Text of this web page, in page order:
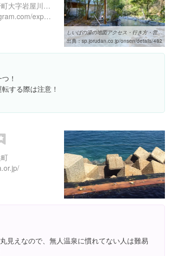
佐賀県嬉野市嬉野町大字岩屋川内甲２１７４
https://www.instagram.com/explore/locations/1786120
しいばの湯の地図アクセス・行き方・営業案内｜温泉特集
出典： sp.jorudan.co.jp/onsen/details/482
！
する際は注意！
見えなので、無人温泉に慣れてない人は難易